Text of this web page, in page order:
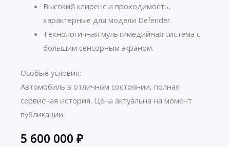
Высокий клиренс и проходимость,
характерные для модели Defender.
Технологичная мультимедийная система с
большим сенсорным экраном.
Особые условия:
Автомобиль в отличном состоянии, полная
сервисная история. Цена актуальна на момент
публикации.
5 600 000 ₽